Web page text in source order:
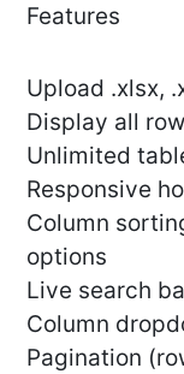
Features
Upload .xlsx,
Display all
Unlimited
Responsive
Column
options
Live search
Column
Pagination